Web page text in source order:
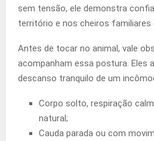
sem tensão, ele demonstra
território e nos cheiros familiares
Antes de tocar no animal, vale
acompanham essa postura. Eles
descanso tranquilo de um
Corpo solto, respiração
natural;
Cauda parada ou com